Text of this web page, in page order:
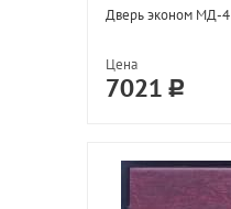
Дверь эконом МД-4
Цена
7021